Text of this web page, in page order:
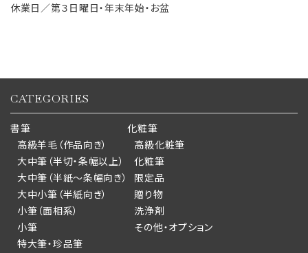
休業日／第３日曜日・年末年始・お盆
CATEGORIES
書筆
高級羊毛（作品向き）
大中筆（半切・条幅以上）
大中筆（半紙～条幅向き）
大中小筆（半紙向き）
小筆（面相系）
小筆
特大筆・珍品筆
化粧筆
高級化粧筆
化粧筆
限定品
贈り物
洗浄剤
その他・オプション